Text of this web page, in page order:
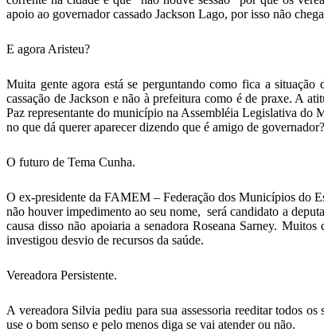
apoio ao governador cassado Jackson Lago, por isso não
E agora Aristeu?
Muita gente agora está se perguntando como fica a
cassação de Jackson e não à prefeitura como é de praxe. A
Paz representante do município na Assembléia Legislativa do
no que dá querer aparecer dizendo que é amigo de governador?
O futuro de Tema Cunha.
O ex-presidente da FAMEM – Federação dos Municípios do
não houver impedimento ao seu nome, será candidato a
causa disso não apoiaria a senadora Roseana Sarney.
investigou desvio de recursos da saúde.
Vereadora Persistente.
A vereadora Silvia pediu para sua assessoria reeditar todos
use o bom senso e pelo menos diga se vai atender ou não.